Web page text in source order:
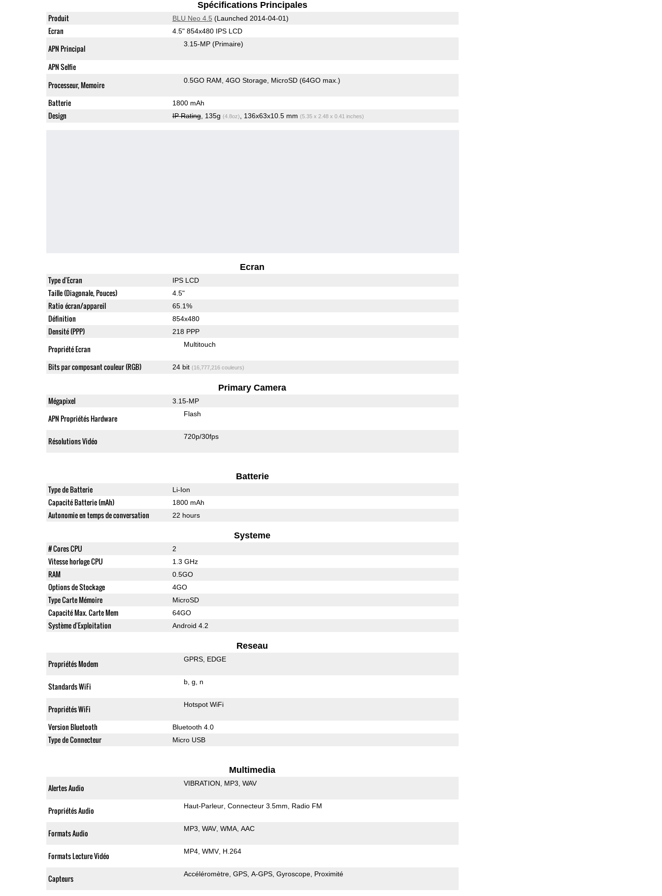
Spécifications Principales
Produit BLU Neo 4.5 (Launched 2014-04-01)
Ecran 4.5" 854x480 IPS LCD
APN Principal 3.15-MP (Primaire)
APN Selfie
Processeur, Memoire
0.5GO RAM 4GO Storage MicroSD (64GO max.)
Batterie 1800 mAh
Design IP Rating, 135g (4.8oz) , 136x63x10.5 mm (5.35 x 2.48 x 0.41 inches)
Ecran
Type d'Ecran IPS LCD
Taille (Diagonale, Pouces) 4.5"
Ratio écran/appareil 65.1%
Définition 854x480
Densité (PPP) 218 PPP
Propriété Ecran Multitouch
Bits par composant couleur (RGB) 24 bit (16,777,216 couleurs)
Primary Camera
Mégapixel 3.15-MP
APN Propriétés Hardware Flash
Résolutions Vidéo 720p/30fps
Batterie
Type de Batterie Li-Ion
Capacité Batterie (mAh) 1800 mAh
Autonomie en temps de conversation 22 hours
Systeme
# Cores CPU 2
Vitesse horloge CPU 1.3 GHz
RAM 0.5GO
Options de Stockage 4GO
Type Carte Mémoire MicroSD
Capacité Max. Carte Mem 64GO
Système d'Exploitation Android 4.2
Reseau
Propriétés Modem GPRS EDGE
Standards WiFi b g n
Propriétés WiFi Hotspot WiFi
Version Bluetooth Bluetooth 4.0
Type de Connecteur Micro USB
Multimedia
Alertes Audio VIBRATION MP3 WAV
Propriétés Audio Haut-Parleur Connecteur 3.5mm Radio FM
Formats Audio MP3 WAV WMA AAC
Formats Lecture Vidéo MP4 WMV H.264
Capteurs Accéléromètre GPS A-GPS Gyroscope Proximité